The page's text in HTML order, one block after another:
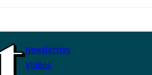
Newsletters
Vidéos